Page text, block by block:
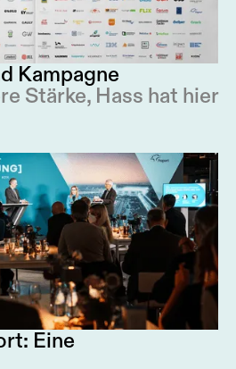
Kampagne
Stärke, Hass hat hier
Eine